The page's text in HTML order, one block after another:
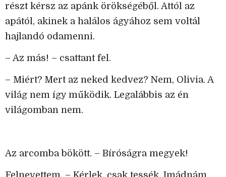
részt kérsz az apánk örökségéből. Attól az
apától, akinek a halálos ágyához sem voltál
hajlandó odamenni.
– Az más! – csattant fel.
– Miért? Mert az neked kedvez? Nem, Olivia. A
világ nem így működik. Legalábbis az én
világomban nem.
Az arcomba bökött. – Bíróságra megyek!
Felnevettem. – Kérlek, csak tessék. Imádnám